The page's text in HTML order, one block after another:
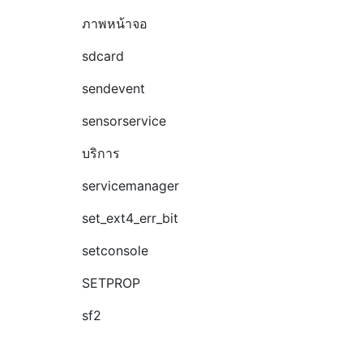
ภาพหน้าจอ
sdcard
sendevent
sensorservice
บริการ
servicemanager
set_ext4_err_bit
setconsole
SETPROP
sf2